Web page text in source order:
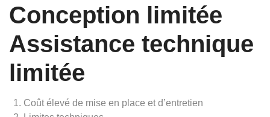
Conception limitée
Assistance technique
limitée
Coût élevé de mise en place et d’entretien